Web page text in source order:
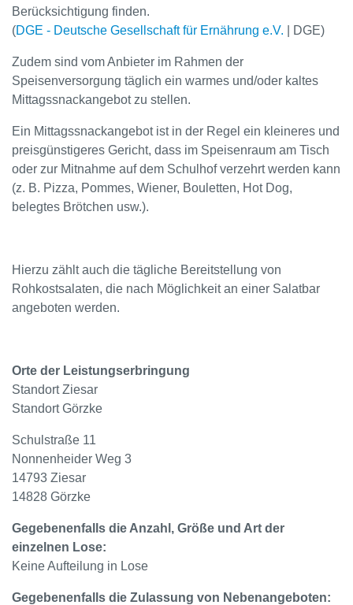
Berücksichtigung finden.
(DGE - Deutsche Gesellschaft für Ernährung e.V. | DGE)
Zudem sind vom Anbieter im Rahmen der
Speisenversorgung täglich ein warmes und/oder kaltes
Mittagssnackangebot zu stellen.
Ein Mittagssnackangebot ist in der Regel ein kleineres und
preisgünstigeres Gericht, dass im Speisenraum am Tisch
oder zur Mitnahme auf dem Schulhof verzehrt werden kann
(z. B. Pizza, Pommes, Wiener, Bouletten, Hot Dog,
belegtes Brötchen usw.).
Hierzu zählt auch die tägliche Bereitstellung von
Rohkostsalaten, die nach Möglichkeit an einer Salatbar
angeboten werden.
Orte der Leistungserbringung
Standort Ziesar
Standort Görzke
Schulstraße 11
Nonnenheider Weg 3
14793 Ziesar
14828 Görzke
Gegebenenfalls die Anzahl, Größe und Art der
einzelnen Lose:
Keine Aufteilung in Lose
Gegebenenfalls die Zulassung von Nebenangeboten: